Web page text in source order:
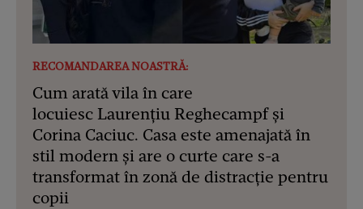
RECOMANDAREA NOASTRĂ:
Cum arată vila în care
locuiesc Laurențiu Reghecampf și
Corina Caciuc. Casa este amenajată în
stil modern și are o curte care s-a
transformat în zonă de distracție pentru
copii